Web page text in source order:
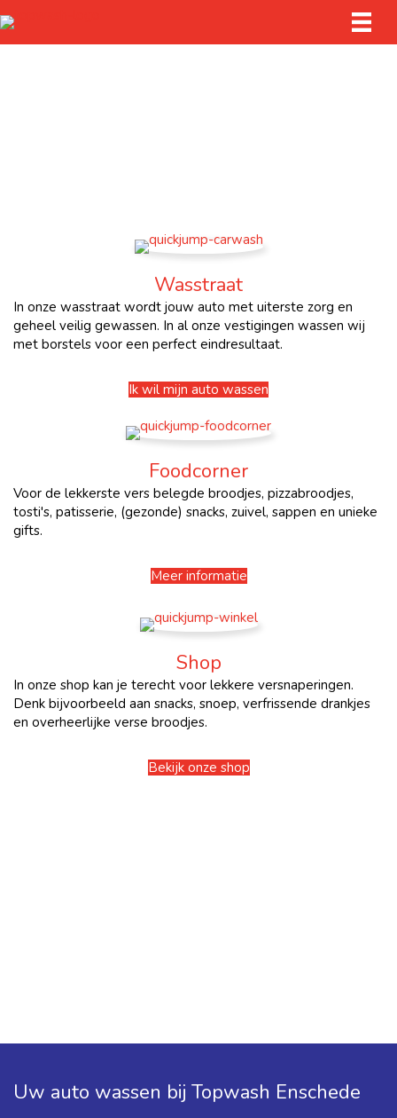
Wasstraat
In onze wasstraat wordt jouw auto met uiterste zorg en
geheel veilig gewassen. In al onze vestigingen wassen wij
met borstels voor een perfect eindresultaat.
Ik wil mijn auto wassen
Foodcorner
Voor de lekkerste vers belegde broodjes, pizzabroodjes,
tosti's, patisserie, (gezonde) snacks, zuivel, sappen en unieke
gifts.
Meer informatie
Shop
In onze shop kan je terecht voor lekkere versnaperingen.
Denk bijvoorbeeld aan snacks, snoep, verfrissende drankjes
en overheerlijke verse broodjes.
Bekijk onze shop
Uw auto wassen bij Topwash Enschede